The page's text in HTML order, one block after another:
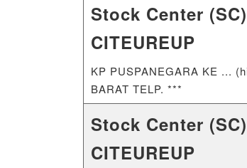
Stock Center (SC)
CITEUREUP
KP PUSPANEGARA KE ...
BARAT TELP. ***
Stock Center (SC)
CITEUREUP